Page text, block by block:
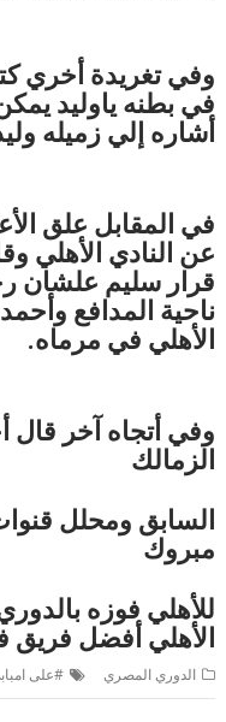
وفي تغريدة أخري
في بطنه ياوليد
أشاره إلي زميله
في المقابل علق
عن النادي الأهلي
قرار سليم علشان
ناحية المدافع
الأهلي في مرماه.
وفي أتجاه آخر
الزمالك
السابق ومحلل
مبروك
للأهلي فوزه
الأهلي أفضل
الدوري المصري #على